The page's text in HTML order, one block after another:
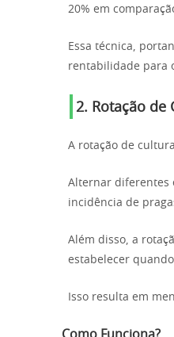
20% em
Essa técnica,
rentabilidade para
2. Rotação de
A rotação de
Alternar diferentes
incidência de
Além disso, a
estabelecer
Isso resulta em